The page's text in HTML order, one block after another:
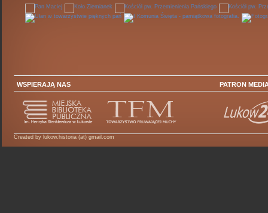
WSPIERAJĄ NAS PATRON
Created by lukow.historia (at) gmail.com